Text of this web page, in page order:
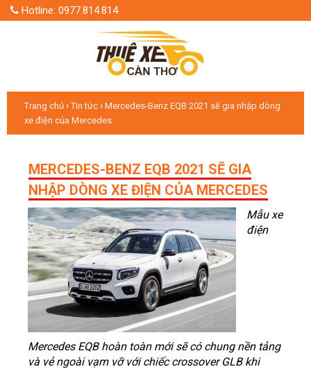
Hotline: 0977.814.814
Trang chủ ›Tin tức › Mercedes-Benz EQB 2021 sẽ gia nhập dòng
xe điện của Mercedes
MERCEDES-BENZ EQB 2021 SẼ GIA
NHẬP DÒNG XE ĐIỆN CỦA MERCEDES
​​​​​​​Mẫu xe
điện
Mercedes EQB hoàn toàn mới sẽ có chung nền tảng
và vẻ ngoài vạm vỡ với chiếc crossover GLB khi